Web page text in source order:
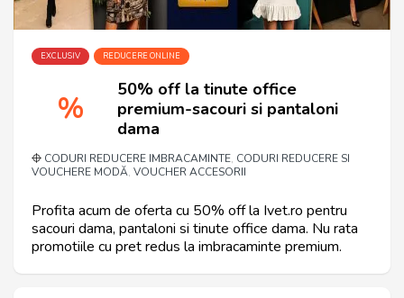
EXCLUSIV REDUCERE ONLINE
%
50% off la tinute office
premium-sacouri si pantaloni
dama
CODURI REDUCERE IMBRACAMINTE, CODURI REDUCERE SI
VOUCHERE MODĂ, VOUCHER ACCESORII
Profita acum de oferta cu 50% off la Ivet.ro pentru
sacouri dama, pantaloni si tinute office dama. Nu rata
promotiile cu pret redus la imbracaminte premium.